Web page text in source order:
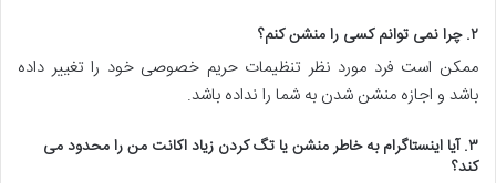
۲. چرا نمی توانم کسی را منشن کنم؟
ممکن است فرد مورد نظر تنظیمات حریم خصوصی خود را تغییر داده
باشد و اجازه منشن شدن به شما را نداده باشد.
۳. آیا اینستاگرام به خاطر منشن یا تگ کردن زیاد اکانت من را محدود می
کند؟